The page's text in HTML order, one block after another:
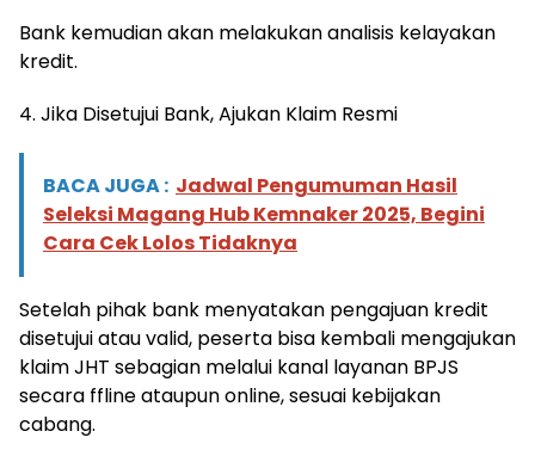
Bank kemudian akan melakukan analisis kelayakan
kredit.
4. Jika Disetujui Bank, Ajukan Klaim Resmi
BACA JUGA : Jadwal Pengumuman Hasil
Seleksi Magang Hub Kemnaker 2025, Begini
Cara Cek Lolos Tidaknya
Setelah pihak bank menyatakan pengajuan kredit
disetujui atau valid, peserta bisa kembali mengajukan
klaim JHT sebagian melalui kanal layanan BPJS
secara ffline ataupun online, sesuai kebijakan
cabang.